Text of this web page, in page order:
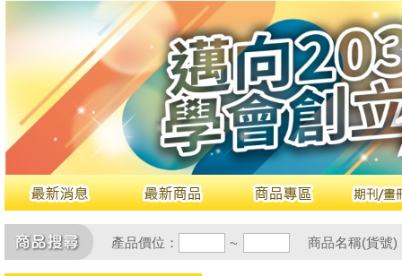
產品價位： ~ 商品名稱(貨號